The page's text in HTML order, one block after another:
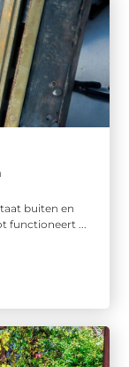
buiten en
functioneert ...